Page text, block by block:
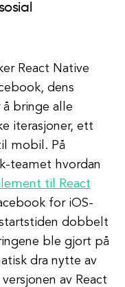
React Native
dens
bringe alle
iterasjoner, ett
mobil. På
teamet hvordan
til React
for iOS-
dobbelt
ble gjort på
dra nytte av
av React